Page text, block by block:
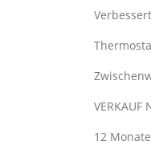
VERKAUF
12